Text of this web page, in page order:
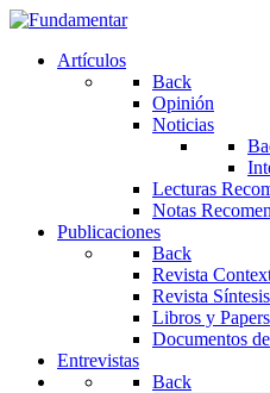
Artículos
Back
Opinión
Noticias
Lecturas
Notas
Publicaciones
Back
Revista
Revista
Libros y Papers
Documentos
Entrevistas
Back